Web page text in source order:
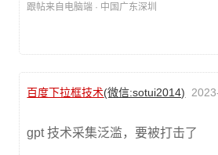
跟帖来自电脑端 · 中国广东深圳
百度下拉框技术(微信:sotui2014)
gpt 技术采集泛滥，要被打击了